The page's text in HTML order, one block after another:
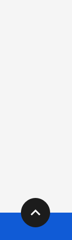
expand_less